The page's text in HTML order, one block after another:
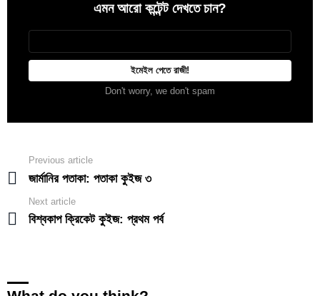
Newsletterএমন আরো কন্টেন্ট দেখতে চান?
Don't worry, we don't spam
more
Previous article
জার্মানির পতাকা: পতাকা কুইজ ৩
Next article
বিশ্বকাপ ক্রিকেট কুইজ: প্রথম পর্ব